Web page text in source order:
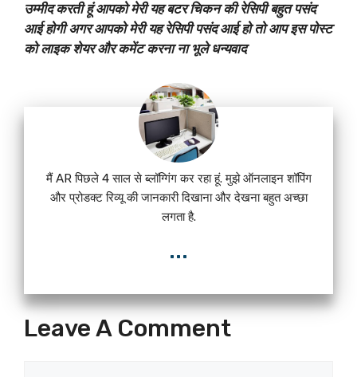
उम्मीद करती हूं आपको मेरी यह बटर चिकन की रेसिपी बहुत पसंद
आई होगी अगर आपको मेरी यह रेसिपी पसंद आई हो तो आप इस पोस्ट
को लाइक शेयर और कमेंट करना ना भूले धन्यवाद
मैं AR पिछले 4 साल से ब्लॉग्गिंग कर रहा हूं. मुझे ऑनलाइन शॉपिंग
और प्रोडक्ट रिव्यू की जानकारी दिखाना और देखना बहुत अच्छा
लगता है.
...
Leave A Comment